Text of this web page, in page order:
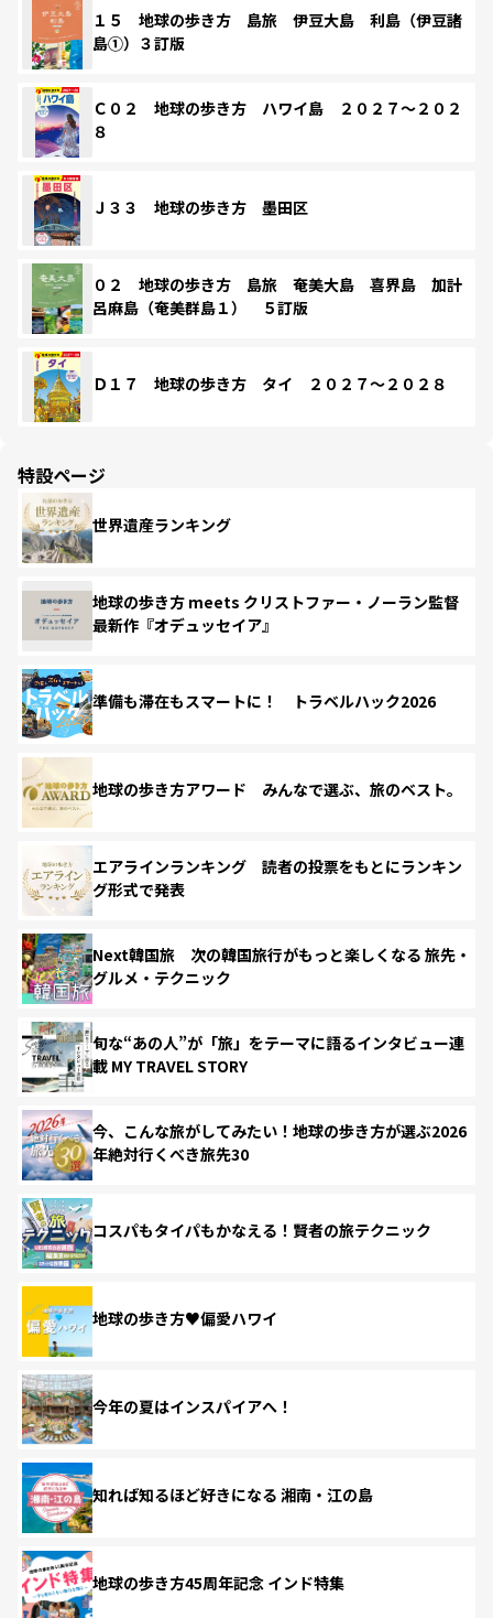
１５ 地球の歩き方 島旅 伊豆大島 利島（伊豆諸
島①）３訂版
Ｃ０２ 地球の歩き方 ハワイ島 ２０２７～２０２
８
Ｊ３３ 地球の歩き方 墨田区
０２ 地球の歩き方 島旅 奄美大島 喜界島 加計
呂麻島（奄美群島１） ５訂版
Ｄ１７ 地球の歩き方 タイ ２０２７～２０２８
特設ページ
世界遺産ランキング
地球の歩き方 meets クリストファー・ノーラン監督
最新作『オデュッセイア』
準備も滞在もスマートに！ トラベルハック2026
地球の歩き方アワード みんなで選ぶ、旅のベスト。
エアラインランキング 読者の投票をもとにランキン
グ形式で発表
Next韓国旅 次の韓国旅行がもっと楽しくなる 旅先・
グルメ・テクニック
旬な“あの人”が「旅」をテーマに語るインタビュー連
載 MY TRAVEL STORY
今、こんな旅がしてみたい！地球の歩き方が選ぶ2026
年絶対行くべき旅先30
コスパもタイパもかなえる！賢者の旅テクニック
地球の歩き方♥偏愛ハワイ
今年の夏はインスパイアへ！
知れば知るほど好きになる 湘南・江の島
地球の歩き方45周年記念 インド特集